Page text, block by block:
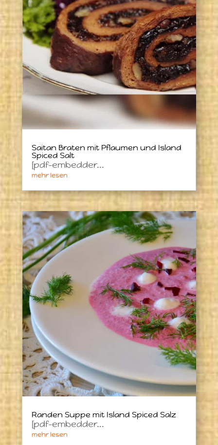
Saitan Braten mit Pflaumen und Island
Spiced Salt
[pdf-embedder...
mehr lesen
Randen Suppe mit Island Spiced Salz
[pdf-embedder...
mehr lesen